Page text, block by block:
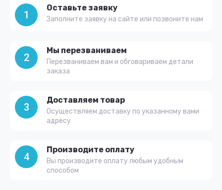
1
Оставьте заявку
Заполните заявку на сайте или позвоните нам
2
Мы перезваниваем
Перезваниваем вам и обговариваем детали
заказа
3
Доставляем товар
Осуществляем доставку по указанному вами
адресу
4
Производите оплату
Вы производите оплату любым удобным
способом